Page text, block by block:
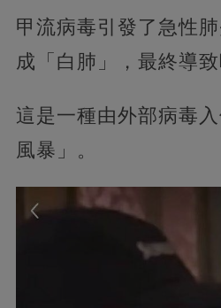
甲流病毒引發了急性
成「白肺」，最終導致
這是一種由外部病毒
風暴」。